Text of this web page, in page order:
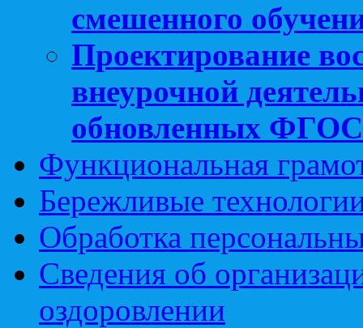
смешенного
Проектирование
внеурочной
обновленных
Функциональная
Бережливые
Обработка
Сведения об
оздоровлении